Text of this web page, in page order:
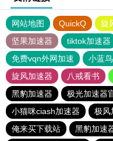
网站地图 QuickQ 旋
坚果加速器
tiktok加速器
免费vqn外网加速
小蓝鸟
旋风加速器
八戒看书
黑豹加速器
极光加速器
小猫咪ciash加速器
极风
俺来买下载站
黑豹加速